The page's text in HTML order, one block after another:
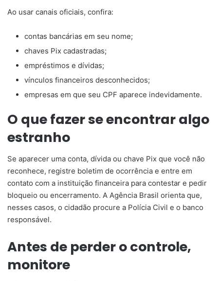
Ao usar canais oficiais, confira:
contas bancárias em seu nome;
chaves Pix cadastradas;
empréstimos e dívidas;
vínculos financeiros desconhecidos;
empresas em que seu CPF aparece indevidamente.
O que fazer se encontrar algo
estranho
Se aparecer uma conta, dívida ou chave Pix que você não
reconhece, registre boletim de ocorrência e entre em
contato com a instituição financeira para contestar e pedir
bloqueio ou encerramento. A Agência Brasil orienta que,
nesses casos, o cidadão procure a Polícia Civil e o banco
responsável.
Antes de perder o controle,
monitore